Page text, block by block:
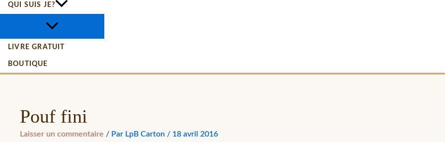
QUI SUIS JE?
LIVRE GRATUIT
BOUTIQUE
Pouf fini
Laisser un commentaire / Par LpB Carton / 18 avril 2016